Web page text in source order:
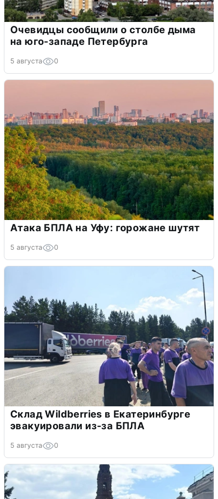
Очевидцы сообщили о столбе дыма
на юго-западе Петербурга
5 августа 0
Атака БПЛА на Уфу: горожане шутят
5 августа 0
Склад Wildberries в Екатеринбурге
эвакуировали из-за БПЛА
5 августа 0